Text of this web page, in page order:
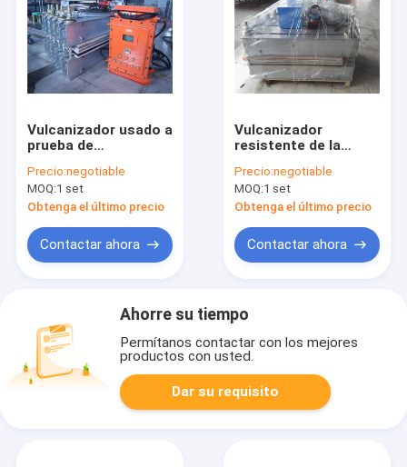
Vulcanizador usado a
prueba de
banda
transportadora para
la correa que
milímetros
Precio:negotiable
MOQ:1 set
Obtenga el último precio
Contactar ahora
Vulcanizador
resistente de la
transportadora con
los haces de alta
resistencia de la
Precio:negotiable
MOQ:1 set
Obtenga el último precio
Contactar ahora
Ahorre su tiempo
Permítanos contactar con los mejores
productos con usted.
Dar su requisito